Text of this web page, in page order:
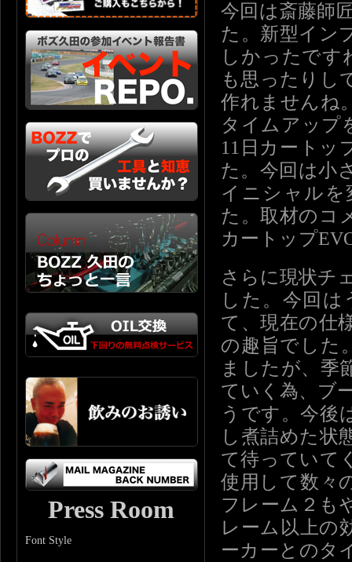
今回は斎藤師
た。新型イン
しかったです
も思ったりし
作れませんね
タイムアップ
11日カートッ
た。今回は小
イニシャルを
た。取材のコ
カートップ
さらに現状チ
した。今回
て、現在の仕
の趣旨でした
ましたが、季
ていく為、ブ
うです。今後
し煮詰めた状
て待っていて
使用して数々
フレーム２も
レーム以上の
ーカーとのタ
Press Room
Font Style